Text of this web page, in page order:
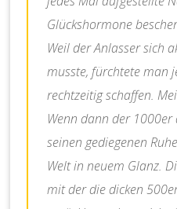
Glückshormone
Weil der Anlasser sich
musste, fürchtete man
rechtzeitig schaffen.
Wenn dann der
seinen gediegenen
Welt in neuem Glanz.
mit der die dicken